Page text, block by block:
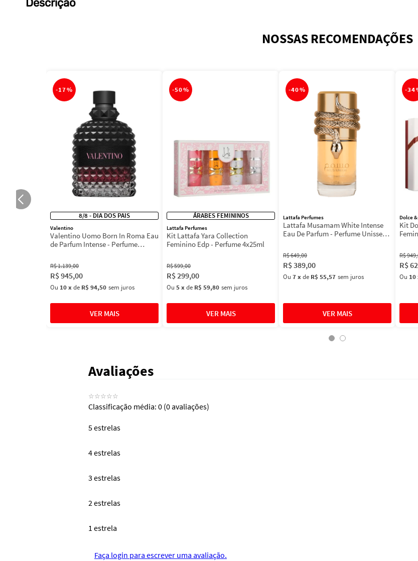
Descrição
NOSSAS RECOMENDAÇÕES
-17%
8/8 - DIA DOS PAIS
Valentino
Valentino Uomo Born In Roma Eau
de Parfum Intense - Perfume
R$1.139,00
R$945,00
Ou 10xde R$ 94,50 sem juros
-50%
ÁRABES FEMININOS
Lattafa Perfumes
Kit Lattafa Yara Collection
Feminino Edp - Perfume 4x25ml
R$599,00
R$299,00
Ou 5xde R$ 59,80 sem juros
-40%
Lattafa Perfumes
Lattafa Musamam White Intense
Eau De Parfum - Perfume Unissex
R$649,00
R$389,00
Ou 7xde R$ 55,57 sem juros
-
Dolce
Kit
R$949,
R$
Ou 10
Avaliações
☆☆☆☆☆
Classificação média: 0 (0 avaliações)
5 estrelas
4 estrelas
3 estrelas
2 estrelas
1 estrela
Faça login para escrever uma avaliação.